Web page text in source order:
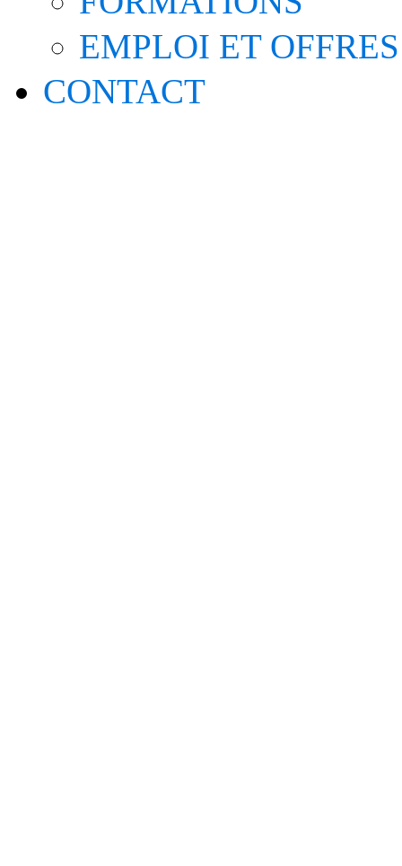
EMPLOI ET
CONTACT